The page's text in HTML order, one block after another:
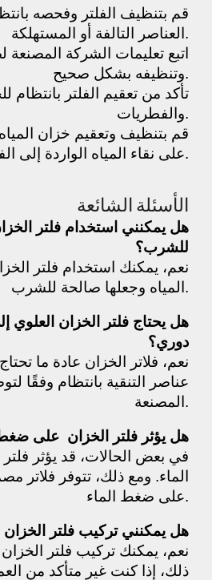
قم بتنظيف الفلتر وفحصه
العناصر التالفة أو المستهلكة.
اتبع تعليمات الشركة المصنعة
وتنظيفه بشكل صحيح.
تأكد من تعقيم الفلتر بانتظام
والفطريات.
قم بتنظيف وتعقيم خزان
على نقاء المياه الواردة إلى الفلتر.
الأسئلة الشائعة
للشرب؟
نعم، يمكنك استخدام فلتر
المياه وجعلها صالحة للشرب.
دوري؟
نعم، فلاتر الخزان عادة ما
عناصر التنقية بانتظام وفقًا
المصنعة.
3. هل يؤثر فلتر الخزان على
في بعض الحالات، قد يؤثر
الماء. ومع ذلك، تتوفر فلاتر
على ضغط الماء.
4. هل يمكنني تركيب فلتر
نعم، يمكنك تركيب فلتر
ذلك، إذا كنت غير متأكد من